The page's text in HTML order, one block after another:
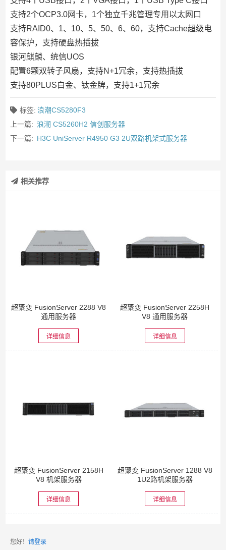
支持2个OCP3.0网卡，1个独立千兆管理专用以太网口
支持RAID0、1、10、5、50、6、60，支持Cache超级电
容保护，支持硬盘热插拔
银河麒麟、统信UOS
配置6颗双转子风扇，支持N+1冗余，支持热插拔
支持80PLUS白金、钛金牌，支持1+1冗余
标签: 浪潮CS5280F3
上一篇: 浪潮 CS5260H2 信创服务器
下一篇: H3C UniServer R4950 G3 2U双路机架式服务器
相关推荐
超聚变 FusionServer 2288 V8
通用服务器
详细信息
超聚变 FusionServer 2258H
V8 通用服务器
详细信息
超聚变 FusionServer 2158H
V8 机架服务器
详细信息
超聚变 FusionServer 1288 V8
1U2路机架服务器
详细信息
您好！ 请登录